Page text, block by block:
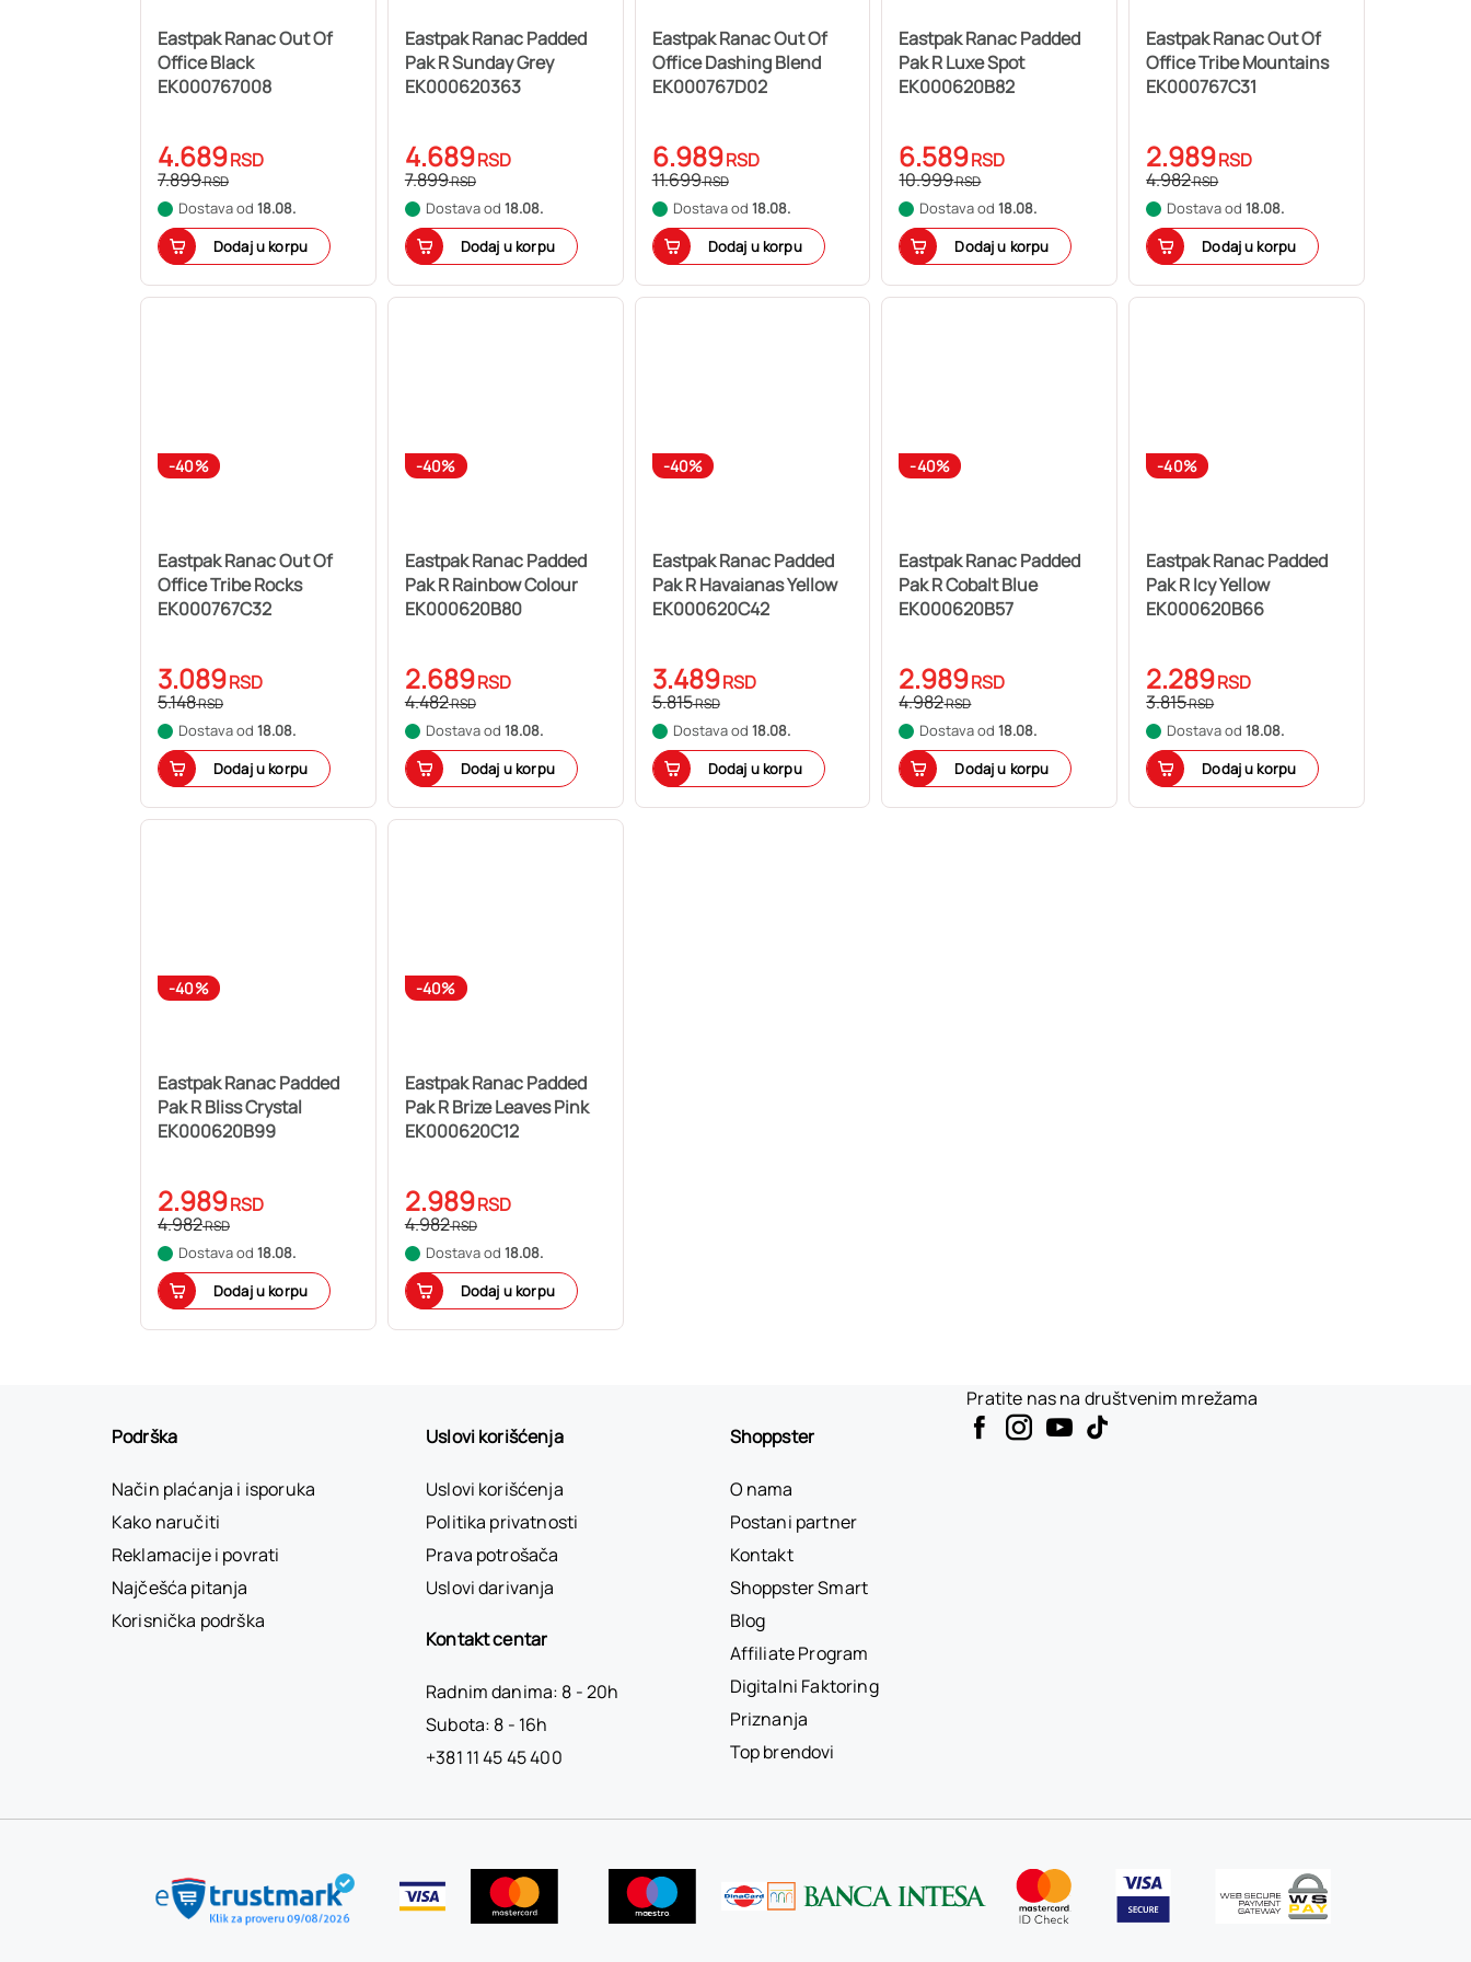
Eastpak Ranac Out Of
Office Black
EK000767008
4.689RSD
7.899RSD
Dostava od 18.08.
Dodaj u korpu
Eastpak Ranac Padded
Pak R Sunday Grey
EK000620363
4.689RSD
7.899RSD
Dostava od 18.08.
Dodaj u korpu
Eastpak Ranac Out Of
Office Dashing Blend
EK000767D02
6.989RSD
11.699RSD
Dostava od 18.08.
Dodaj u korpu
Eastpak Ranac Padded
Pak R Luxe Spot
EK000620B82
6.589RSD
10.999RSD
Dostava od18.08.
Dodaj u korpu
Eastpak Ranac Out Of
Office Tribe Mountains
EK000767C31
2.989RSD
4.982RSD
Dostava od18.08.
Dodaj u korpu
-40%
Eastpak Ranac Out Of
Office Tribe Rocks
EK000767C32
3.089RSD
5.148RSD
Dostava od 18.08.
Dodaj u korpu
-40%
Eastpak Ranac Padded
Pak R Rainbow Colour
EK000620B80
2.689RSD
4.482RSD
Dostava od 18.08.
Dodaj u korpu
-40%
Eastpak Ranac Padded
Pak R Havaianas Yellow
EK000620C42
3.489RSD
5.815RSD
Dostava od 18.08.
Dodaj u korpu
-40%
Eastpak Ranac Padded
Pak R Cobalt Blue
EK000620B57
2.989RSD
4.982RSD
Dostava od18.08.
Dodaj u korpu
-40%
Eastpak Ranac Padded
Pak R Icy Yellow
EK000620B66
2.289RSD
3.815RSD
Dostava od18.08.
Dodaj u korpu
-40%
Eastpak Ranac Padded
Pak R Bliss Crystal
EK000620B99
2.989RSD
4.982RSD
Dostava od 18.08.
Dodaj u korpu
-40%
Eastpak Ranac Padded
Pak R Brize Leaves Pink
EK000620C12
2.989RSD
4.982RSD
Dostava od 18.08.
Dodaj u korpu
Podrška
Način plaćanja i isporuka
Kako naručiti
Reklamacije i povrati
Najčešća pitanja
Korisnička podrška
Uslovi korišćenja
Uslovi korišćenja
Politika privatnosti
Prava potrošača
Uslovi darivanja
Kontakt centar
Radnim danima: 8 - 20h
Subota: 8 - 16h
+381 11 45 45 400
Shoppster
O nama
Postani partner
Kontakt
Shoppster Smart
Blog
Affiliate Program
Digitalni Faktoring
Priznanja
Top brendovi
Pratite nas na društvenim mrežama